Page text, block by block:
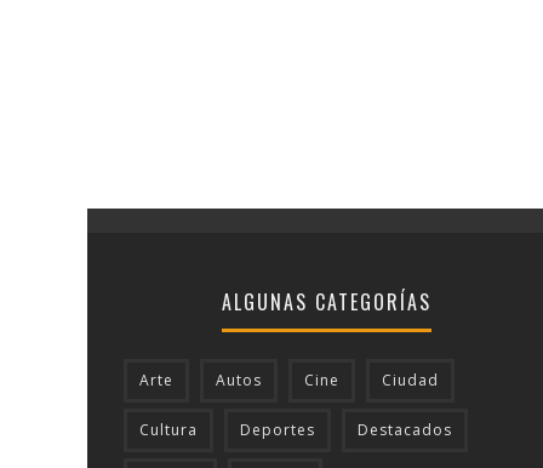
ALGUNAS CATEGORÍAS
Arte Autos Cine Ciudad
Cultura Deportes Destacados